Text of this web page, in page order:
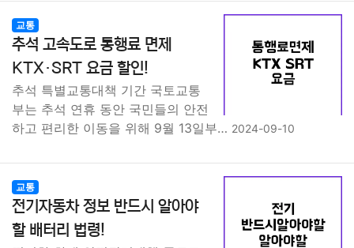
교통
추석 고속도로 통행료 면제
KTX·SRT 요금 할인!
추석 특별교통대책 기간 국토교통
부는 추석 연휴 동안 국민들의 안전
하고 편리한 이동을 위해 9월 13일부… 2024-09-10
교통
전기자동차 정보 반드시 알아야
할 배터리 법령!